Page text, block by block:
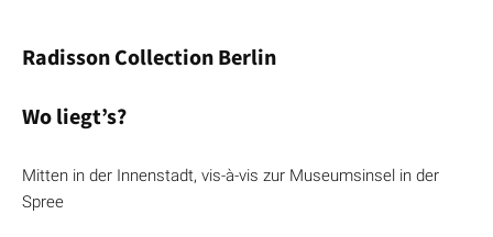
Radisson Collection Berlin
Wo liegt’s?
Mitten in der Innenstadt, vis-à-vis zur Museumsinsel in der
Spree